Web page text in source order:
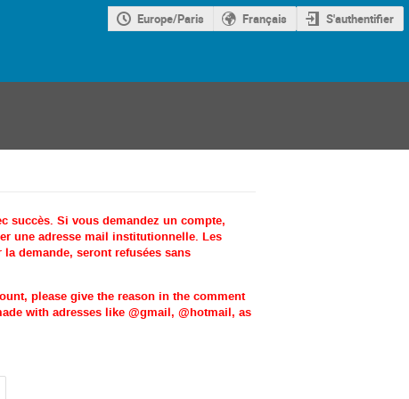
Europe/Paris Français S'authentifier
succès. Si vous demandez un compte,
une adresse mail institutionnelle. Les
demande, seront refusées sans
please give the reason in the comment
with adresses like @gmail, @hotmail, as